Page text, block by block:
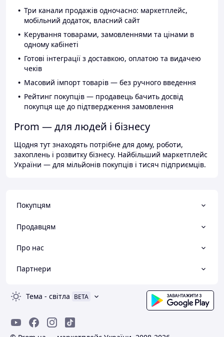
Три канали продажів одночасно: маркетплейс,
мобільний додаток, власний сайт
Керування товарами, замовленнями та цінами в
одному кабінеті
Готові інтеграції з доставкою, оплатою та видачею
чеків
Масовий імпорт товарів — без ручного введення
Рейтинг покупців — продавець бачить досвід
покупця ще до підтвердження замовлення
Prom — для людей і бізнесу
Щодня тут знаходять потрібне для дому, роботи,
захоплень і розвитку бізнесу. Найбільший маркетплейс
України — для мільйонів покупців і тисяч підприємців.
Покупцям
Продавцям
Про нас
Партнери
Тема - світла BETA